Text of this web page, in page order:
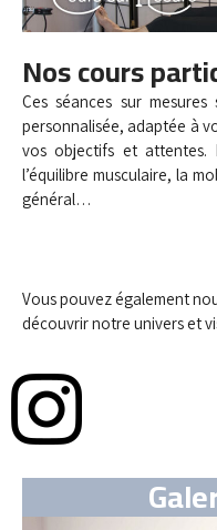
Nos cours
Ces séances sur
personnalisée, adaptée à
vos objectifs et attentes.
l’équilibre musculaire, la
général…
Vous pouvez également
découvrir notre univers et